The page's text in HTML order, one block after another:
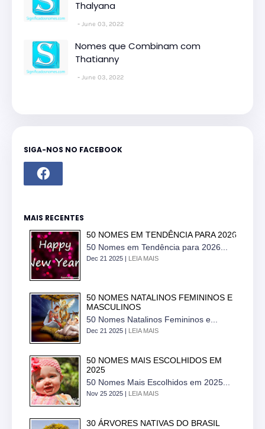
Thalyana
June 03, 2022
Nomes que Combinam com
Thatianny
June 03, 2022
SIGA-NOS NO FACEBOOK
MAIS RECENTES
50 NOMES EM TENDÊNCIA PARA 2026
50 Nomes em Tendência para 2026...
Dec 21 2025 | LEIA MAIS
50 NOMES NATALINOS FEMININOS E
MASCULINOS
50 Nomes Natalinos Femininos e...
Dec 21 2025 | LEIA MAIS
50 NOMES MAIS ESCOLHIDOS EM
2025
50 Nomes Mais Escolhidos em 2025...
Nov 25 2025 | LEIA MAIS
30 ÁRVORES NATIVAS DO BRASIL